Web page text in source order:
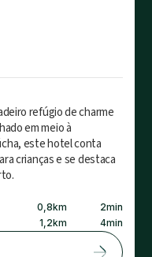
refúgio de charme
em meio à
este hotel conta
crianças e se destaca
0,8km 2min
1,2km 4min